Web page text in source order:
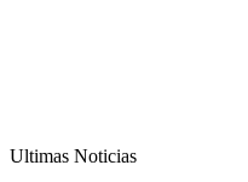
Ultimas Noticias